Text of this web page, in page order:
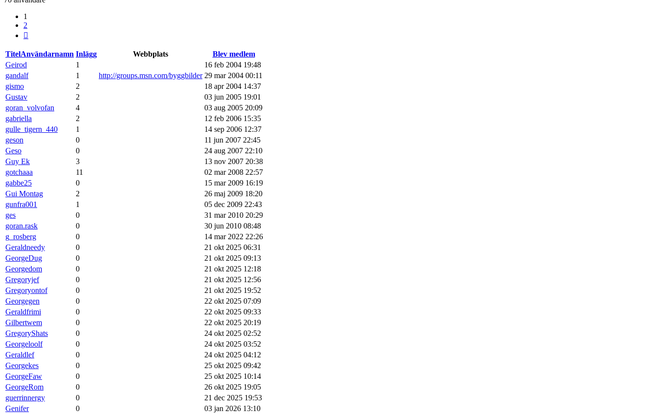
1
2
TitelAnvändarnamn Inlägg Webbplats
Blev medlem
Geirod
1
16 feb 2004 19:48
gandalf
1 http://groups.msn.com/byggbilder 29 mar 2004 00:11
gismo
2
18 apr 2004 14:37
Gustav
2
03 jun 2005 19:01
goran_volvofan
4
03 aug 2005 20:09
gabriella
2
12 feb 2006 15:35
gulle_tigern_440
1
14 sep 2006 12:37
geson
0
11 jun 2007 22:45
Geso
0
24 aug 2007 22:10
Guy Ek
3
13 nov 2007 20:38
gotchaaa
11
02 mar 2008 22:57
gabbe25
0
15 mar 2009 16:19
Gui Montag
2
26 maj 2009 18:20
gunfra001
1
05 dec 2009 22:43
ges
0
31 mar 2010 20:29
goran.rask
0
30 jun 2010 08:48
g_rosberg
0
14 mar 2022 22:26
Geraldneedy
0
21 okt 2025 06:31
GeorgeDug
0
21 okt 2025 09:13
Georgedom
0
21 okt 2025 12:18
Gregoryjef
0
21 okt 2025 12:56
Gregoryontof
0
21 okt 2025 19:52
Georgegen
0
22 okt 2025 07:09
Geraldfrimi
0
22 okt 2025 09:33
Gilbertwem
0
22 okt 2025 20:19
GregoryShats
0
24 okt 2025 02:52
Georgeloolf
0
24 okt 2025 03:52
Geraldlef
0
24 okt 2025 04:12
Georgekes
0
25 okt 2025 09:42
GeorgeFaw
0
25 okt 2025 10:14
GeorgeRom
0
26 okt 2025 19:05
guerrinnergy
0
21 dec 2025 19:53
Genifer
0
03 jan 2026 13:10